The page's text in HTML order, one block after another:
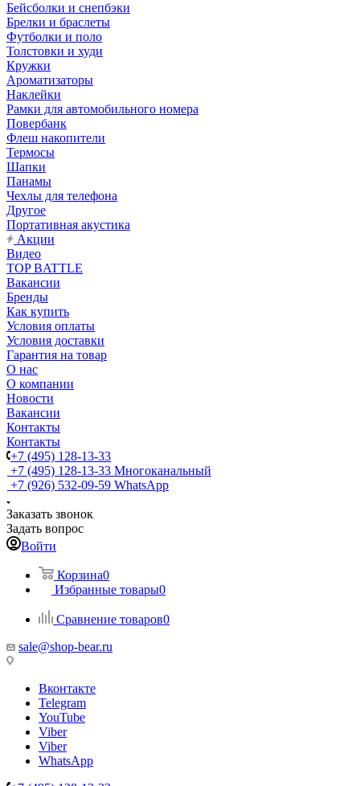
Бейсболки и снепбэки
Брелки и браслеты
Футболки и поло
Толстовки и худи
Кружки
Ароматизаторы
Наклейки
Рамки для автомобильного номера
Повербанк
Флеш накопители
Термосы
Шапки
Панамы
Чехлы для телефона
Другое
Портативная акустика
Акции
Видео
TOP BATTLE
Вакансии
Бренды
Как купить
Условия оплаты
Условия доставки
Гарантия на товар
О нас
О компании
Новости
Вакансии
Контакты
Контакты
+7 (495) 128-13-33
+7 (495) 128-13-33 Многоканальный
+7 (926) 532-09-59 WhatsApp
Заказать звонок
Задать вопрос
Войти
Корзина0
Избранные товары0
Сравнение товаров0
sale@shop-bear.ru
Вконтакте
Telegram
YouTube
Viber
Viber
WhatsApp